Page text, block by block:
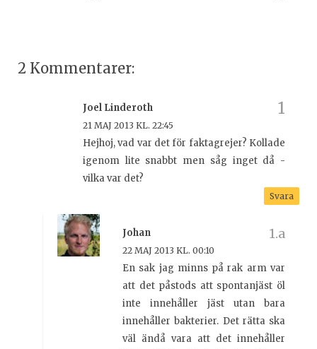
2 Kommentarer:
Joel Linderoth
21 MAJ 2013 KL. 22:45
Hejhoj, vad var det för faktagrejer? Kollade
igenom lite snabbt men såg inget då -
vilka var det?
Svara
Johan
22 MAJ 2013 KL. 00:10
En sak jag minns på rak arm var
att det påstods att spontanjäst öl
inte innehåller jäst utan bara
innehåller bakterier. Det rätta ska
väl ändå vara att det innehåller